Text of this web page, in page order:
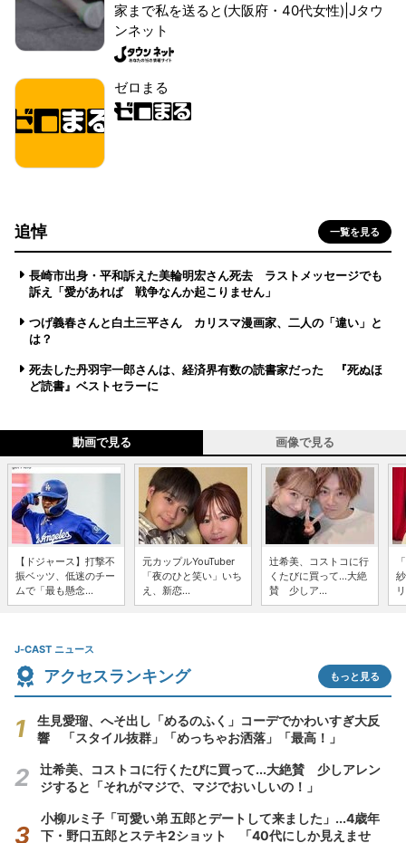
家まで私を送ると(大阪府・40代女性)|Jタウ
ンネット
ゼロまる
追悼 一覧を見る
長崎市出身・平和訴えた美輪明宏さん死去 ラストメッセージでも
訴え「愛があれば 戦争なんか起こりません」
つげ義春さんと白土三平さん カリスマ漫画家、二人の「違い」と
は？
死去した丹羽宇一郎さんは、経済界有数の読書家だった 『死ぬほ
ど読書』ベストセラーに
動画で見る 画像で見る
【ドジャース】打撃不
振ベッツ、低迷のチー
ムで「最も懸念...
元カップルYouTuber
「夜のひと笑い」いち
え、新恋...
辻希美、コストコに行
くたびに買って...大絶
賛 少しア...
J-CAST ニュース
アクセスランキング もっと見る
生見愛瑠、へそ出し「めるのふく」コーデでかわいすぎ大反
響 「スタイル抜群」「めっちゃお洒落」「最高！」
辻希美、コストコに行くたびに買って...大絶賛 少しアレン
ジすると「それがマジで、マジでおいしいの！」
小柳ルミ子「可愛い弟 五郎とデートして来ました」...4歳年
下・野口五郎とステキ2ショット 「40代にしか見えませ